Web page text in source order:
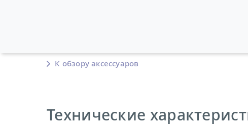
К обзору аксессуаров
Технические